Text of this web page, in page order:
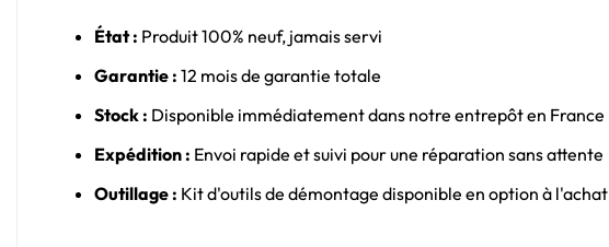
État : Produit 100% neuf, jamais servi
Garantie : 12 mois de garantie totale
Stock : Disponible immédiatement dans notre entrepôt en France
Expédition : Envoi rapide et suivi pour une réparation sans attente
Outillage : Kit d'outils de démontage disponible en option à l'achat